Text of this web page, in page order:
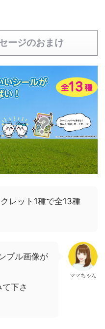
ージのおまけ
レット1種で全13種
プル画像が
下さ
ママちゃん